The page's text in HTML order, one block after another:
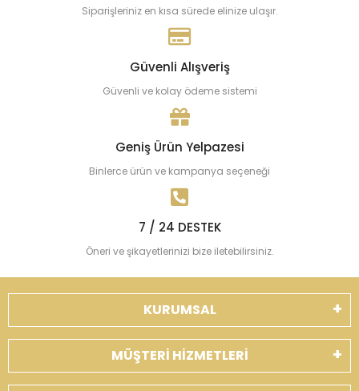
Siparişleriniz en kısa sürede elinize ulaşır.
Güvenli Alışveriş
Güvenli ve kolay ödeme sistemi
Geniş Ürün Yelpazesi
Binlerce ürün ve kampanya seçeneği
7 / 24 DESTEK
Öneri ve şikayetlerinizi bize iletebilirsiniz.
KURUMSAL
MÜŞTERİ HİZMETLERİ